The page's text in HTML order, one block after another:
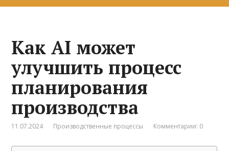
Как AI может
улучшить процесс
планирования
производства
11.07.2024 Производственные процессы Комментарии: 0